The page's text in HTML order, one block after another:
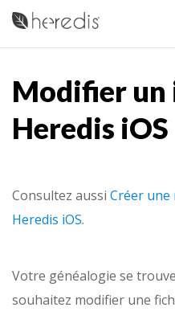
Modifier
Heredis iOS
Consultez aussi Créer une
Heredis iOS.
Votre généalogie se
souhaitez modifier une